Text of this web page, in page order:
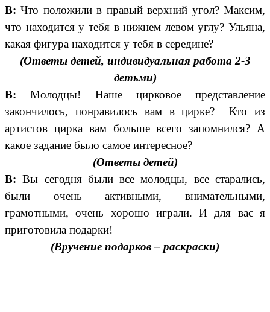
В: Что положили в правый верхний угол? Максим,
что находится у тебя в нижнем левом углу? Ульяна,
какая фигура находится у тебя в середине?
(Ответы детей, индивидуальная работа 2-3
детьми)
В:Молодцы! Наше цирковое представление
закончилось, понравилось вам в цирке? Кто из
артистов цирка вам больше всего запомнился? А
какое задание было самое интересное?
(Ответы детей)
В:Вы сегодня были все молодцы, все старались,
были очень активными, внимательными,
грамотными, очень хорошо играли. И для вас я
приготовила подарки!
(Вручение подарков – раскраски)